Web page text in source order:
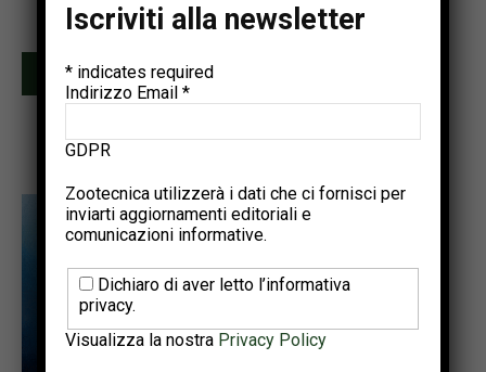
Due invii al mese • Iscrizione gratuita
Iscriviti
Iscriviti alla newsletter
* indicates required
Indirizzo Email *
GDPR
Zootecnica utilizzerà i dati che ci fornisci per
inviarti aggiornamenti editoriali e
comunicazioni informative.
Dichiaro di aver letto l’informativa
privacy.
Visualizza la nostra Privacy Policy